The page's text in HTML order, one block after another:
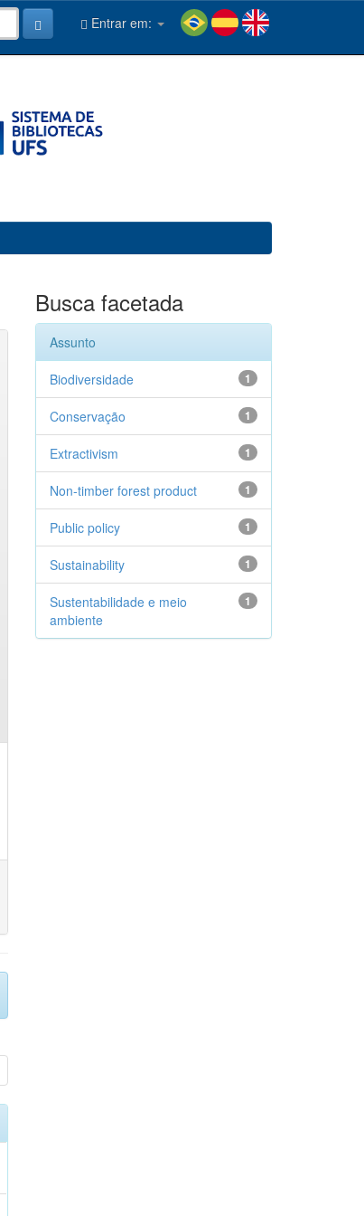
Entrar em:
Busca facetada
Assunto
1
Biodiversidade
1
Conservação
1
Extractivism
1
Non-timber forest product
1
Public policy
1
Sustainability
1
Sustentabilidade e meio
ambiente